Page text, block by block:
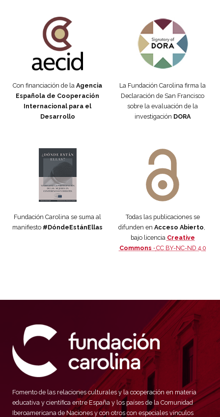
Con financiación de la Agencia
Española de Cooperación
Internacional para el
Desarrollo
La Fundación Carolina firma la
Declaración de San Francisco
sobre la evaluación de la
investigación DORA
Fundación Carolina se suma al
manifiesto #DóndeEstánEllas
Todas las publicaciones se
difunden en Acceso Abierto,
bajo licencia Creative
Commons · CC BY-NC-ND 4.0
Fomento de las relaciones culturales y la cooperación en materia
educativa y científica entre España y los países de la Comunidad
Iberoamericana de Naciones y con otros con especiales vínculos